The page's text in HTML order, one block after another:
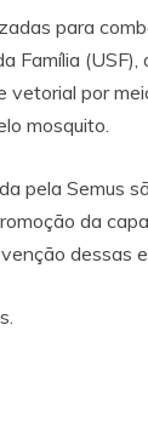
para
Família
vetorial por
mosquito.
pela Semus
da
dessas